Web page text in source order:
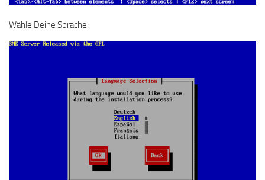
Wähle Deine Sprache: